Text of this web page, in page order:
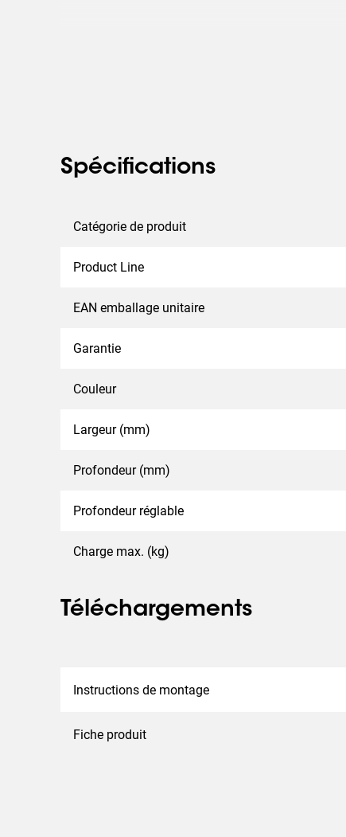
Spécifications
Catégorie de produit
Product Line
EAN emballage unitaire
Garantie
Couleur
Largeur (mm)
Profondeur (mm)
Profondeur réglable
Charge max. (kg)
Téléchargements
Instructions de montage
Fiche produit